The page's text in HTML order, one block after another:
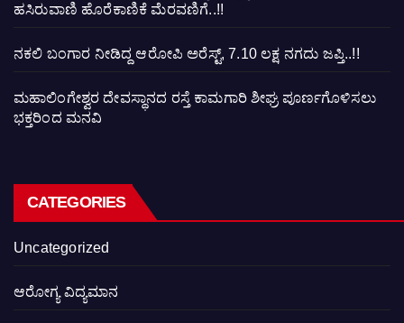
ಹಸಿರುವಾಣಿ ಹೊರೆಕಾಣಿಕೆ ಮೆರವಣಿಗೆ..!!
ನಕಲಿ ಬಂಗಾರ ನೀಡಿದ್ದ ಆರೋಪಿ ಅರೆಸ್ಟ್, 7.10 ಲಕ್ಷ ನಗದು ಜಪ್ತಿ..!!
ಮಹಾಲಿಂಗೇಶ್ವರ ದೇವಸ್ಥಾನದ ರಸ್ತೆ ಕಾಮಗಾರಿ ಶೀಘ್ರ ಪೂರ್ಣಗೊಳಿಸಲು
ಭಕ್ತರಿಂದ ಮನವಿ
CATEGORIES
Uncategorized
ಆರೋಗ್ಯ ವಿದ್ಯಮಾನ